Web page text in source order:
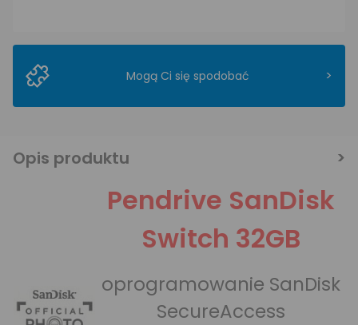
Mogą Ci się spodobać >
Opis produktu
Pendrive SanDisk
Switch 32GB
oprogramowanie SanDisk
SecureAccess